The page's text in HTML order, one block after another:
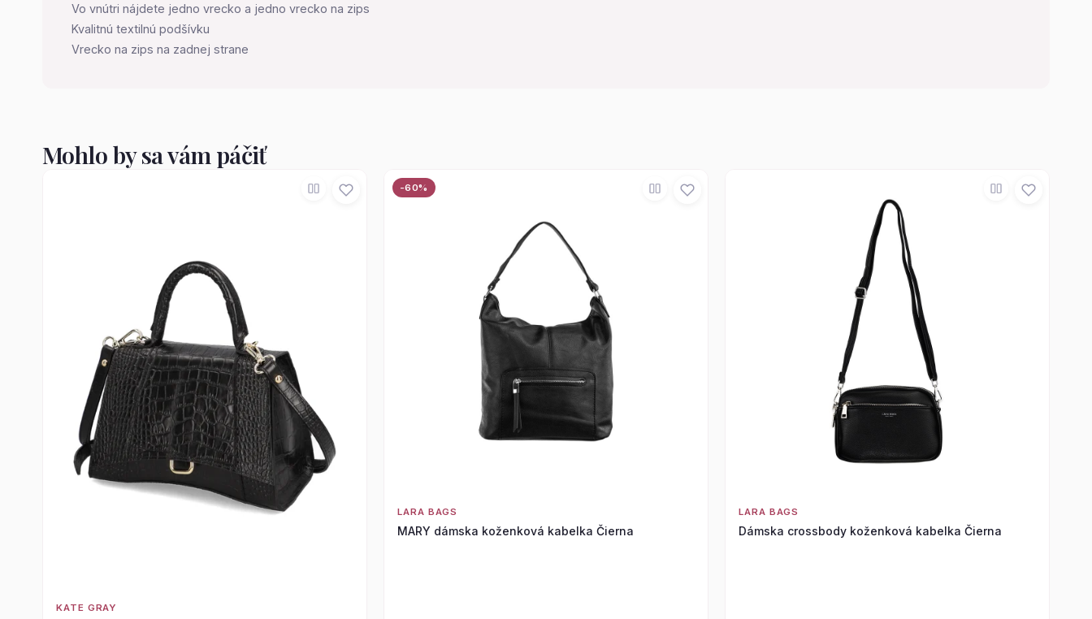
Vo vnútri nájdete jedno vrecko a jedno vrecko na zips
Kvalitnú textilnú podšívku
Vrecko na zips na zadnej strane
Mohlo by sa vám páčiť
KATE GRAY
-60%
LARA BAGS
MARY dámska koženková kabelka Čierna
LARA BAGS
Dámska crossbody koženková kabelka Čierna